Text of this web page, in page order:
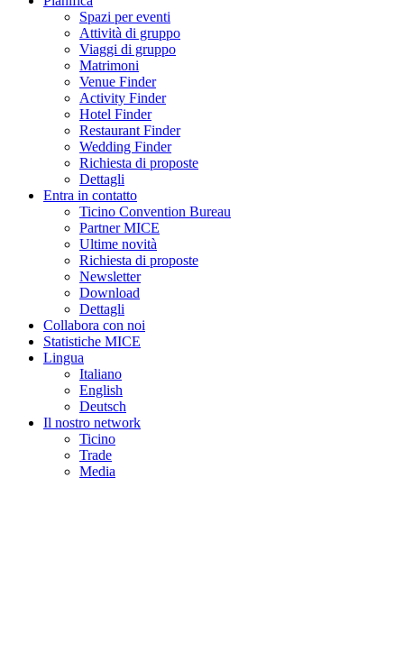
Spazi per eventi
Attività di gruppo
Viaggi di gruppo
Matrimoni
Venue Finder
Activity Finder
Hotel Finder
Restaurant Finder
Wedding Finder
Richiesta di proposte
Dettagli
Entra in contatto
Ticino Convention Bureau
Partner MICE
Ultime novità
Richiesta di proposte
Newsletter
Download
Dettagli
Collabora con noi
Statistiche MICE
Lingua
Italiano
English
Deutsch
Il nostro network
Ticino
Trade
Media